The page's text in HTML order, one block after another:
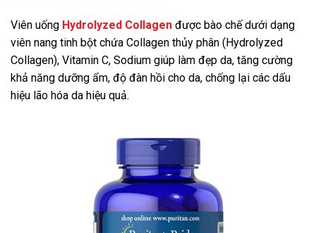
Viên uống Hydrolyzed Collagen được bào chế dưới dạng
viên nang tinh bột chứa Collagen thủy phân (Hydrolyzed
Collagen), Vitamin C, Sodium giúp làm đẹp da, tăng cường
khả năng dưỡng ẩm, độ đàn hồi cho da, chống lại các dấu
hiệu lão hóa da hiệu quả.